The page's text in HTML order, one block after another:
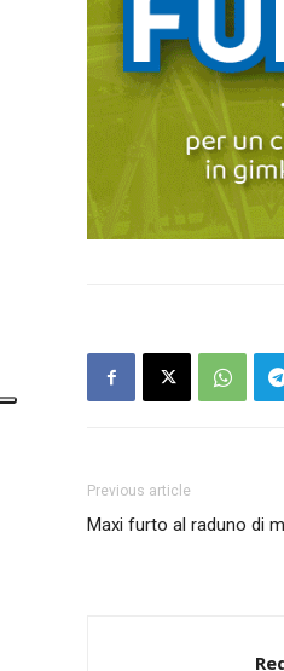
Previous article
Maxi furto al raduno di